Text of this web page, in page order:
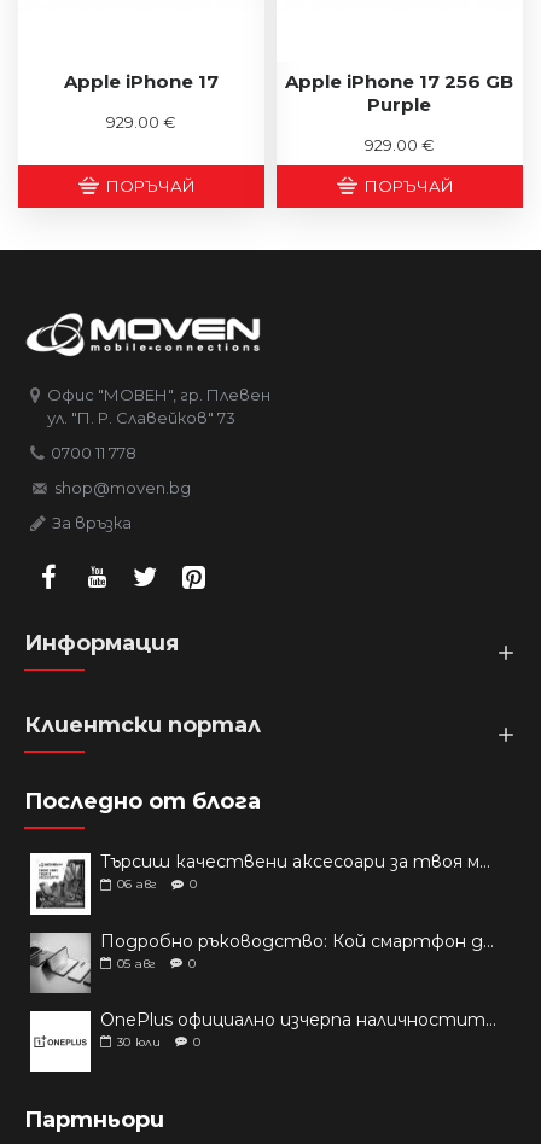
Apple iPhone 17
929.00 €
ПОРЪЧАЙ
Apple iPhone 17 256 GB
Purple
929.00 €
ПОРЪЧАЙ
Офис "МОВЕН", гр. Плевен
ул. "П. Р. Славейков" 73
0700 11 778
shop@moven.bg
За връзка
Информация
Клиентски портал
Последно от блога
Търсиш качествени аксесоари за твоя модел? Как правилно да защитим новия си смартфон: Ръководство за аксесоари през 2026 г.
06 авг 0
Подробно ръководство: Кой смартфон да купиш през 2026 г.?
05 авг 0
OnePlus официално изчерпа наличностите си от телефони на основни пазари
30 юли 0
Партньори